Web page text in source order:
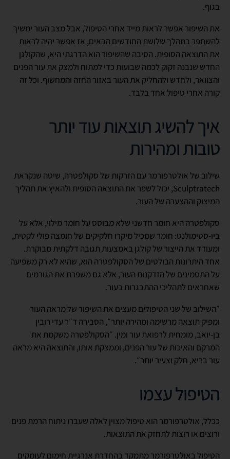
בגוף.
את השיפור אפשר לראות מייד אחרי הטיפול, אבל מצב העור ימשיך
להשתפר במהלך שלושת החודשים הבאים, אז אפשר יהיה לראות
את התוצאה הסופית. הסיבה שהשיפור הוא הדרגתי היא, שהקולגן
החדש שנבנה זקוק לכמה שבועות כדי למתוח ולמצק את עור הפנים
והצוואר, ולחדש ולהחליק את העור באזור החזה והמחשוף. וכל זה
קורה אחרי טיפול אחד בלבד.
איך להשיג תוצאות עוד יותר
טובות ומהירות
שילוב של אולטרפורמר עם הזרקות של סקולפטרה, שיטה שנקראת
Sculptratech, יכול לשפר את התוצאה הסופית ולהאיץ את תהליך
המיצוק וההצערה של העור.
סקולפטרה היא חומר חדשני שלא מבוסס על חומר מילוי, אלא על
ביו-סטימולנט: חומר שמכיל מיקרו חלקיקים של חומצה פולי לקטית,
ומעודד את הייצור של קולגן באמצעות תגובה דלקתית מבוקרת.
אחד היתרונות הבולטים של הסקולפטרה הוא, שהיא לא רק משפיעה
על התסמינים של הזדקנות העור, אלא גם משפרת את הגורמים
שאחראים לתהליכי ההתבגרות בעור.
״השילוב של שני הטיפולים מעצים את השיפור של מראה העור
ומפיק תוצאה מרשימה ומהירה יותר״, הסבירה ד״ר עדי רובין
בן-יואב, מומחית לרפואת עור ומין. ״הסקולפטרה משקמת את
המרקם והאיכות של עור הפנים, וממצקת אותו, והתוצאה היא מראה
עור בריא, חלק וצעיר יותר״.
הטיפול עצמו
ככלל, אולטרפורמר הוא טיפול מצוין לאלה שעברו ניתוח הרמת פנים
ורוצים או רוצות לתחזק את התוצאות.
הטיפול באולטרפורמר מתמקד בהחדרת אנרגיית חימום לעומקים